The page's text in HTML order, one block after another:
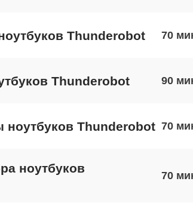
Thunderobot 70
Thunderobot 90
ноутбуков Thunderobot 70
ноутбуков
70